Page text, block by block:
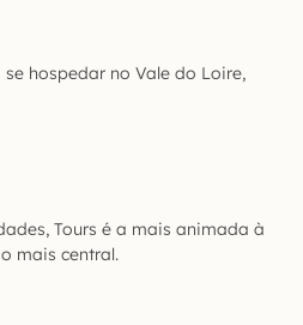
hospedar no Vale do Loire,
Tours é a mais animada à
mais central.